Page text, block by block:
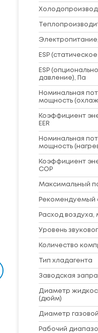
ESP
ESP
давление), Па
Номинальная
мощность
Коэффициент
EER
Номинальная
мощность
Коэффициент
COP
Максимальный
Рекомендуемый
Расход воздуха,
Уровень
Количество
Тип хладагента
Заводская
Диаметр
(дюйм)
Диаметр
Рабочий